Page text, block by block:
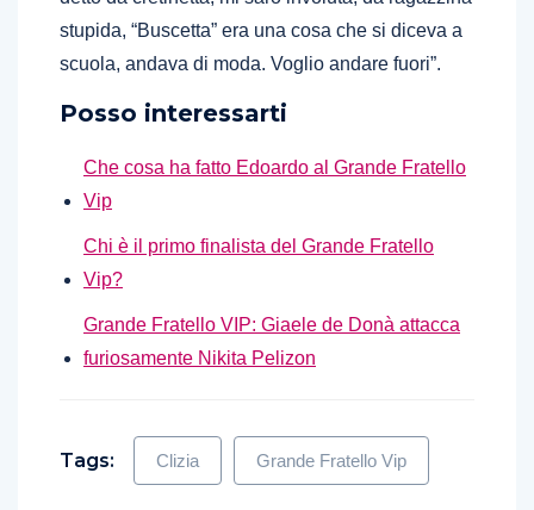
stupida, “Buscetta” era una cosa che si diceva a
scuola, andava di moda. Voglio andare fuori”.
Posso interessarti
Che cosa ha fatto Edoardo al Grande Fratello
Vip
Chi è il primo finalista del Grande Fratello
Vip?
Grande Fratello VIP: Giaele de Donà attacca
furiosamente Nikita Pelizon
Tags: Clizia Grande Fratello Vip